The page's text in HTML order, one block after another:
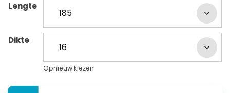
Lengte
Dikte
Opnieuw kiezen